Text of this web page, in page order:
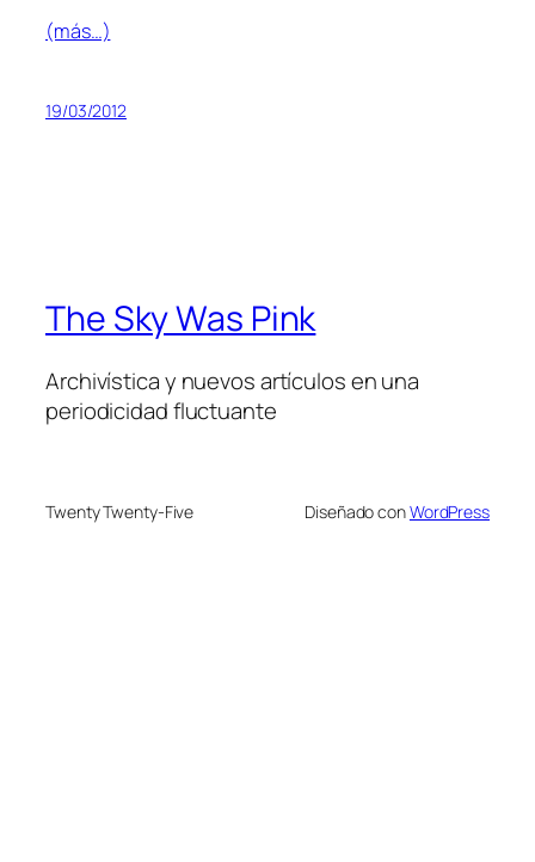
(más…)
19/03/2012
The Sky Was Pink
Archivística y nuevos artículos en una
periodicidad fluctuante
Twenty Twenty-Five Diseñado conWordPress